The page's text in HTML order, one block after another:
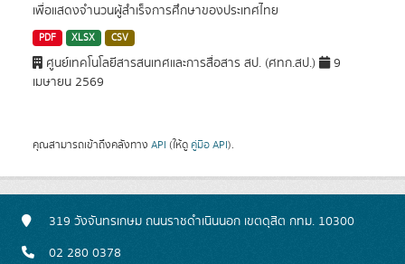
เพื่อแสดงจำนวนผู้สำเร็จการศึกษาของประเทศไทย
PDF XLSX CSV
ศูนย์เทคโนโลยีสารสนเทศและการสื่อสาร สป. (ศทก.สป.)
9
เมษายน 2569
คุณสามารถเข้าถึงคลังทาง API (ให้ดู คู่มือ API).
319 วังจันทรเกษม ถนนราชดำเนินนอก เขตดุสิต กทม. 10300
02 280 0378